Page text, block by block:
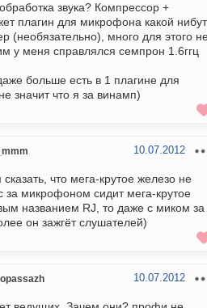
звука? Компрессор +
плагин для микрофона какой
(необязательно), много для этого
у меня справлялся семпрон 1.6ггц
больше есть в 1 плагине для
значит что я за винамп)
10.07.2012
что мега-крутое железо не
за микрофоном сидит мега-крутое
названием RJ, то даже с миком за
он зажгёт слушателей)
10.07.2012